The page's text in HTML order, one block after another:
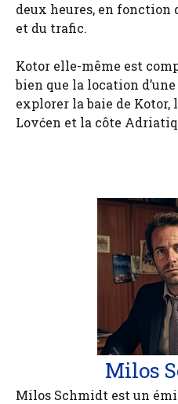
deux heures, en fonction
et du trafic.
Kotor elle-même est
bien que la location
explorer la baie de Kotor,
Lovćen et la côte
Milos
Milos Schmidt est un